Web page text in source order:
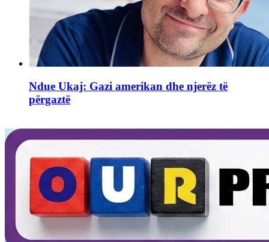
Ndue Ukaj: Gazi amerikan dhe njerëz të
përgaztë